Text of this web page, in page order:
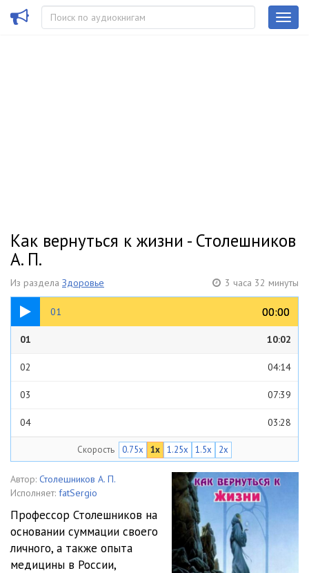
Как вернуться к жизни - Столешников
А. П.
Из раздела Здоровье 3 часа 32 минуты
01 00:00
00:00
10:02
01 10:02
02 04:14
03 07:39
04 03:28
06 15:14
08
09
Скорость 0.75x 1x 1.25x 1.5x 2x
Автор: Столешников А. П.
Исполняет: fatSergio
Профессор Столешников на
основании суммации своего
личного, а также опыта
медицины в России,